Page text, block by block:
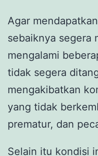
Agar
sebaiknya segera
mengalami
tidak segera
mengakibatkan
yang tidak
prematur, dan
Selain itu kondisi